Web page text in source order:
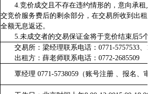
4.竞价成交且不存在违约情形的，意向承租
交竞价服务费后的剩余部分，在交易所收到出租
全额无息返还。
5.未成交者的交易保证金将于竞价结束后5个
交易所：梁经理联系电话：0771-5757533、
出租方：薛老师联系电话：0772-2685509
覃经理 0771-5738059（账号注册 、报名、审